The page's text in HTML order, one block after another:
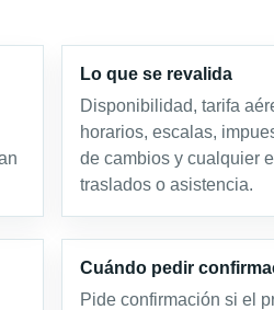
Lo que se revalida
Disponibilidad, tarifa
horarios, escalas,
de cambios y cualquier
traslados o asistencia.
Cuándo pedir
Pide confirmación si el